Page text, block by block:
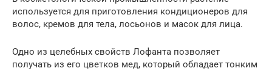
используется для приготовления кондиционеров для
волос, кремов для тела, лосьонов и масок для лица.
Одно из целебных свойств Лофанта позволяет
получать из его цветков мед, который обладает тонким